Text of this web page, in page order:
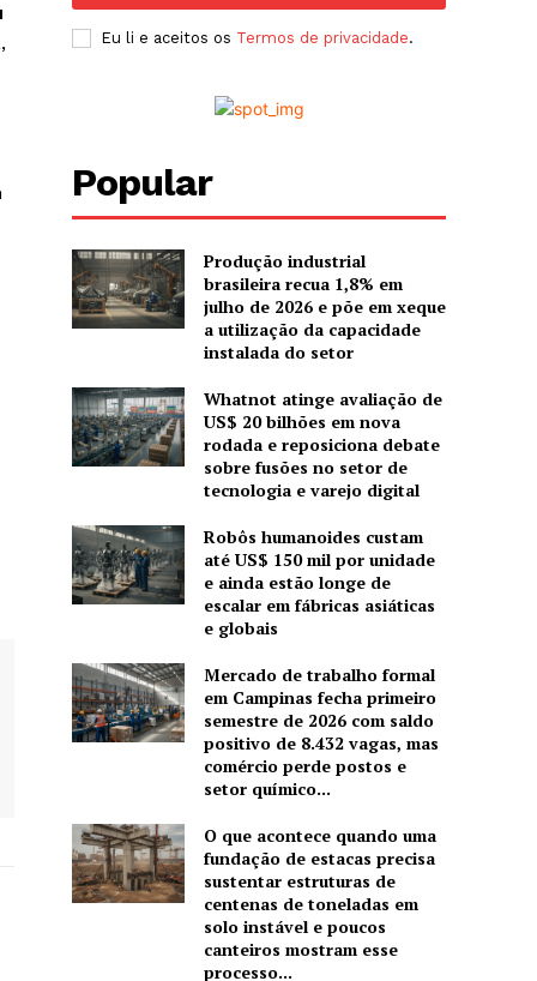
Eu li e aceitos os Termos de privacidade.
Popular
Produção industrial
brasileira recua 1,8% em
julho de 2026 e põe em xeque
a utilização da capacidade
instalada do setor
Whatnot atinge avaliação de
US$ 20 bilhões em nova
rodada e reposiciona debate
sobre fusões no setor de
tecnologia e varejo digital
Robôs humanoides custam
até US$ 150 mil por unidade
e ainda estão longe de
escalar em fábricas asiáticas
e globais
Mercado de trabalho formal
em Campinas fecha primeiro
semestre de 2026 com saldo
positivo de 8.432 vagas, mas
comércio perde postos e
setor químico...
O que acontece quando uma
fundação de estacas precisa
sustentar estruturas de
centenas de toneladas em
solo instável e poucos
canteiros mostram esse
processo...